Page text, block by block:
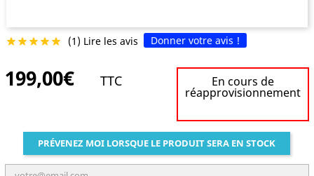
 (1) Lire les avis Donner votre avis !
199,00€ TTC En cours de
réapprovisionnement
PRÉVENEZ MOI LORSQUE LE PRODUIT SERA EN STOCK